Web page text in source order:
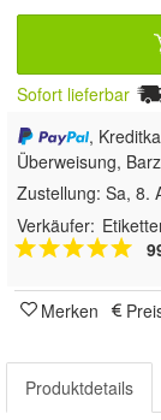
Sofort lieferbar
,
Überweisung,
Zustellung: Sa, 8.
Verkäufer:
Merken
Produktdetails